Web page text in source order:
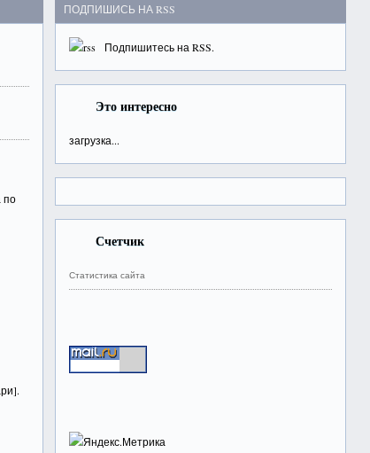
по
ПОДПИШИСЬ НА RSS
Подпишитесь наRSS.
Это интересно
загрузка...
Счетчик
Статистика сайта